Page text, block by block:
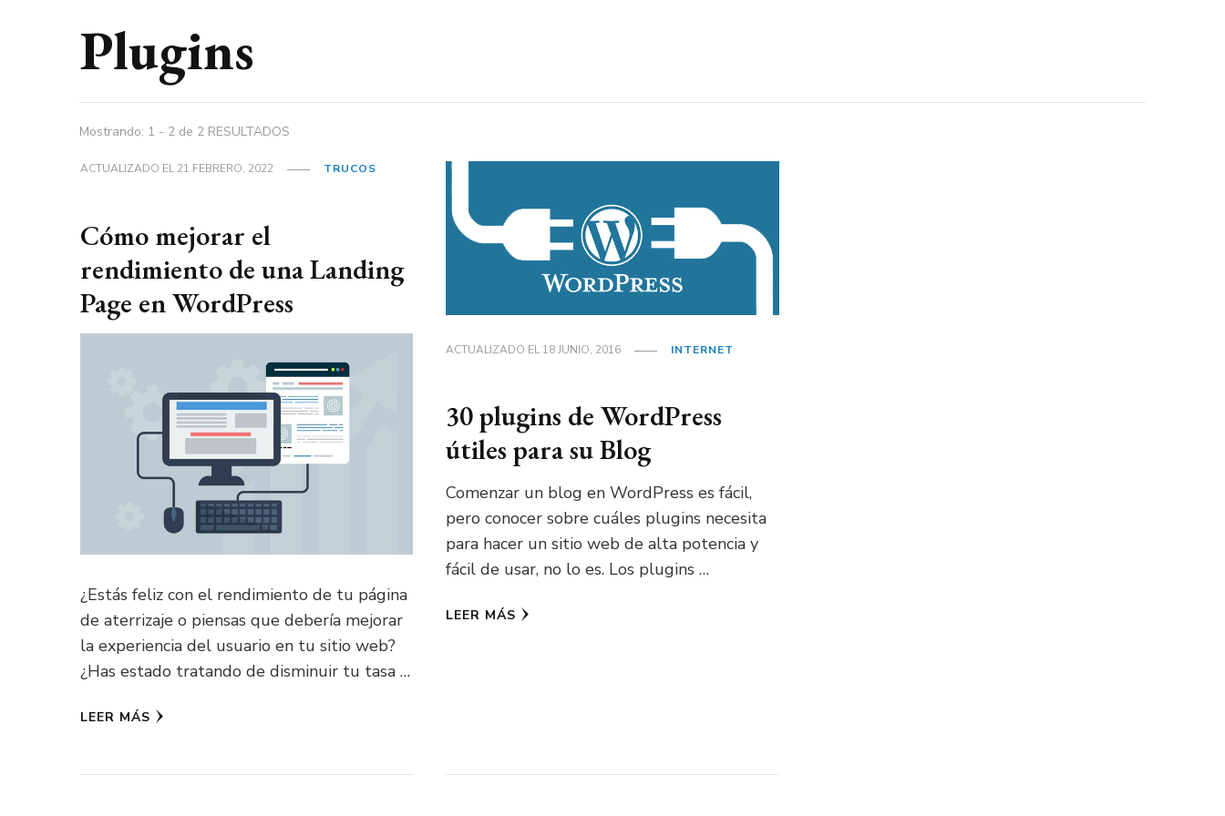
Plugins
Mostrando: 1 - 2 de 2 RESULTADOS
ACTUALIZADO EL21 FEBRERO, 2022 TRUCOS
Cómo mejorar el
rendimiento de una Landing
Page en WordPress
¿Estás feliz con el rendimiento de tu página
de aterrizaje o piensas que debería mejorar
la experiencia del usuario en tu sitio web?
¿Has estado tratando de disminuir tu tasa …
LEER MÁS
ACTUALIZADO EL18 JUNIO, 2016 INTERNET
30 plugins de WordPress
útiles para su Blog
Comenzar un blog en WordPress es fácil,
pero conocer sobre cuáles plugins necesita
para hacer un sitio web de alta potencia y
fácil de usar, no lo es. Los plugins …
LEER MÁS